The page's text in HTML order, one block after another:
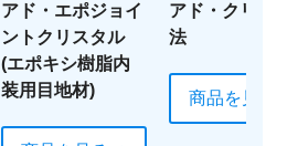
アド・エポジョイ
ントクリスタル
(エポキシ樹脂内
装用目地材)
アド・クリッ
法
商品を見る